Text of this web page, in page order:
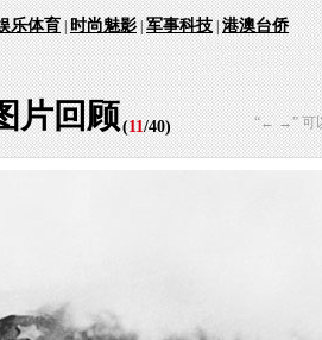
乐体育|时尚魅影|军事科技|港澳台侨
片回顾(11/40) “← →” 可